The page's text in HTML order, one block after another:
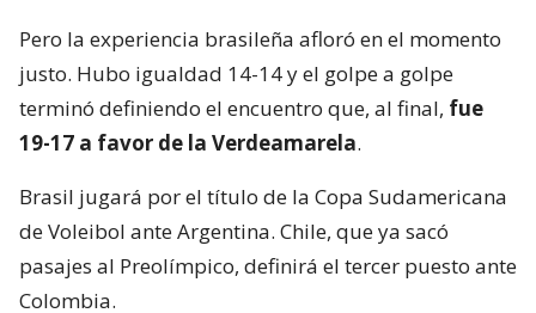
Pero la experiencia brasileña afloró en el momento
justo. Hubo igualdad 14-14 y el golpe a golpe
terminó definiendo el encuentro que, al final, fue
19-17 a favor de la Verdeamarela.
Brasil jugará por el título de la Copa Sudamericana
de Voleibol ante Argentina. Chile, que ya sacó
pasajes al Preolímpico, definirá el tercer puesto ante
Colombia.